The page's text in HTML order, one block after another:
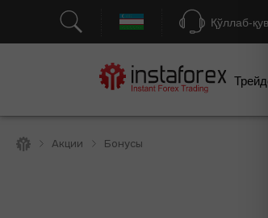
Қўллаб-
Акции Бонусы